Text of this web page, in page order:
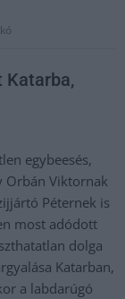
egybeesés,
Orbán Viktornak
Péternek is
most adódott
dolga
Katarban,
a labdarúgó